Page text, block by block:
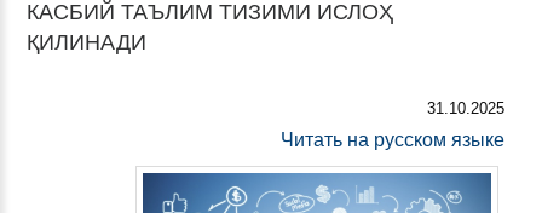
КАСБИЙ ТАЪЛИМ ТИЗИМИ ИСЛОҲ
ҚИЛИНАДИ
31.10.2025
Читать на русском языке